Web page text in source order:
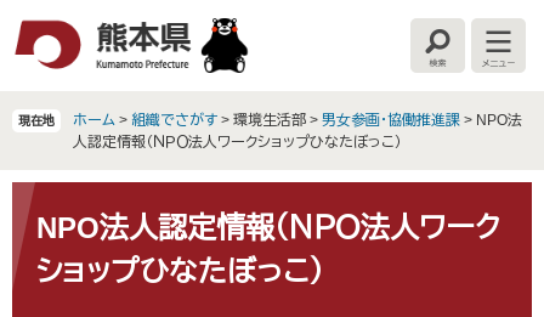
文
へ
検
索
メ
ニ
ー
現在地 ホーム > 組織でさがす > 環境生活部 > 男女参画・協働推進課 > NPO法
人認定情報（ＮＰＯ法人ワークショップひなたぼっこ）
文 NPO法人認定情報（ＮＰＯ法人ワーク
ショップひなたぼっこ）